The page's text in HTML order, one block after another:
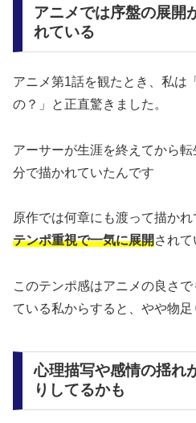
アニメでは序盤の展開
れている
アニメ第1話を観たとき、私は
の？」と正直驚きました。
アーサーが生涯を終えてから
分で描かれていたんです
原作では何章にも渡って描か
テンポ重視で一気に展開されて
このテンポ感はアニメの良さ
ている私からすると、やや物足
心理描写や感情の揺れ
りしてるかも